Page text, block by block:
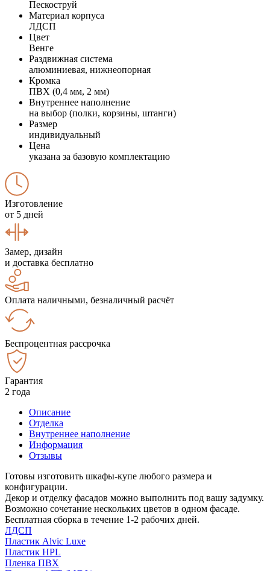
Пескоструй
Материал корпуса
ЛДСП
Цвет
Венге
Раздвижная система
алюминиевая, нижнеопорная
Кромка
ПВХ (0,4 мм, 2 мм)
Внутреннее наполнение
на выбор (полки, корзины, штанги)
Размер
индивидуальный
Цена
указана за базовую комплектацию
Изготовление
от 5 дней
Замер, дизайн
и доставка бесплатно
Оплата наличными, безналичный расчёт
Беспроцентная рассрочка
Гарантия
2 года
Описание
Отделка
Внутреннее наполнение
Информация
Отзывы
Готовы изготовить шкафы-купе любого размера и
конфигурации.
Декор и отделку фасадов можно выполнить под вашу задумку.
Возможно сочетание нескольких цветов в одном фасаде.
Бесплатная сборка в течение 1-2 рабочих дней.
ЛДСП
Пластик Alvic Luxe
Пластик HPL
Пленка ПВХ